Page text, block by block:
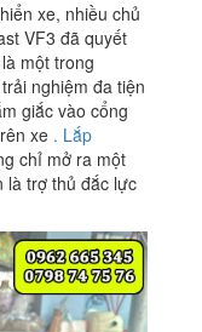
xe, nhiều chủ
VF3 đã quyết
một trong
nghiệm đa tiện
giắc vào cổng
xe . Lắp
chỉ mở ra một
là trợ thủ đắc lực